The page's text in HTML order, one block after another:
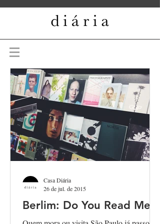
Berlim: Do You Read Me?!
Casa Diária
26 de jul. de 2015